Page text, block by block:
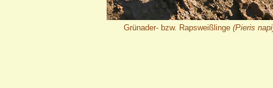
Grünader- bzw. Rapsweißlinge (Pieris